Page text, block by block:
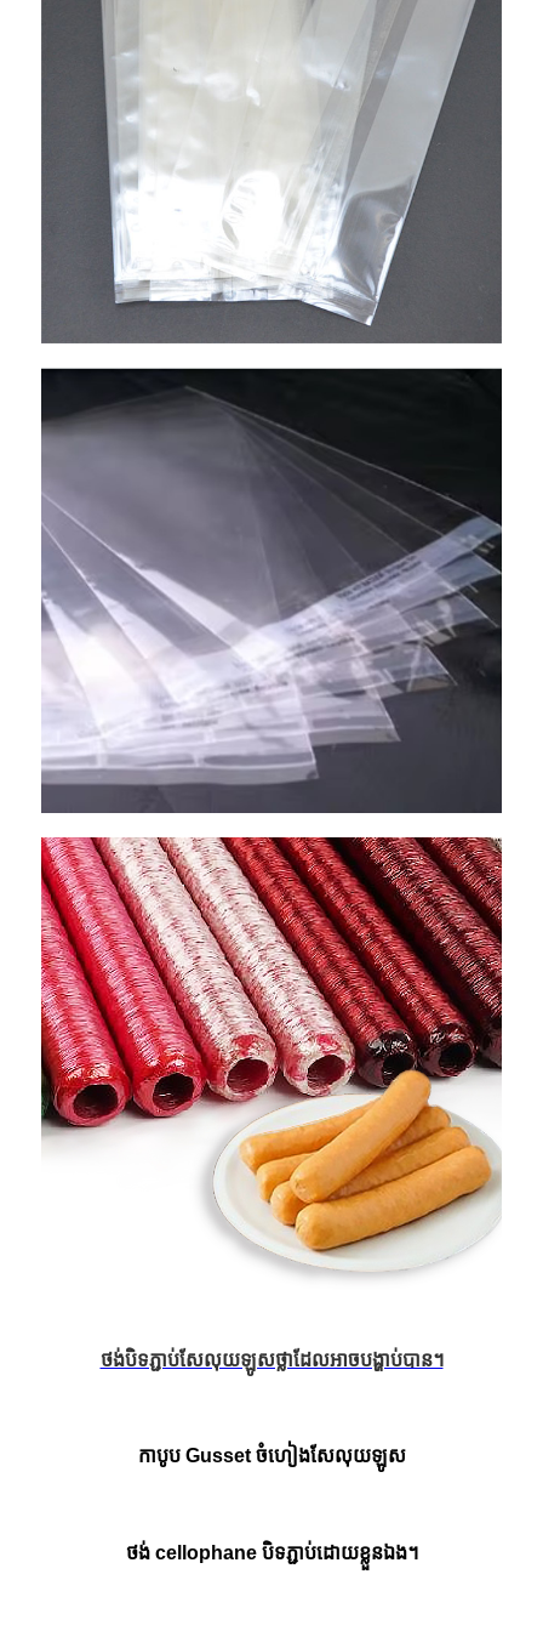
ថង់បិទភ្ជាប់សែលុយឡូសថ្លាដែលអាចបង្ហាប់បាន។
កាបូប Gusset ចំហៀងសែលុយឡូស
ថង់ cellophane បិទភ្ជាប់ដោយខ្លួនឯង។